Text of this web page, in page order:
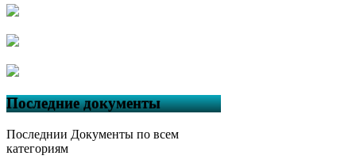
Последние документы
Последнии Документы по всем
категориям